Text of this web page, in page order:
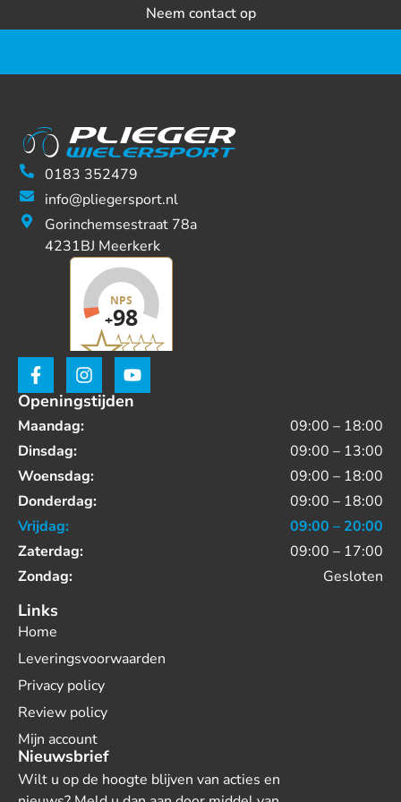
Neem contact op
0183 352479
info@pliegersport.nl
Gorinchemsestraat 78a
4231BJ Meerkerk
Openingstijden
Maandag:
09:00 – 18:00
Dinsdag:
09:00 – 13:00
Woensdag:
09:00 – 18:00
Donderdag:
09:00 – 18:00
Vrijdag:
09:00 – 20:00
Zaterdag:
09:00 – 17:00
Zondag:
Gesloten
Links
Home
Leveringsvoorwaarden
Privacy policy
Review policy
Mijn account
Nieuwsbrief
Wilt u op de hoogte blijven van acties en